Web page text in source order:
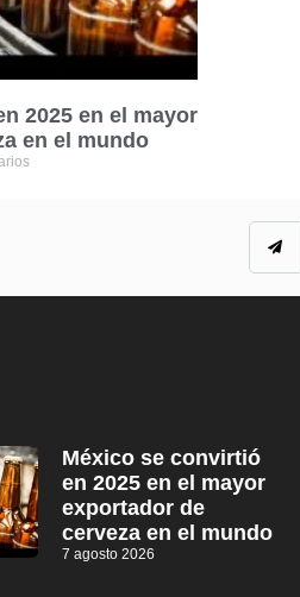
2025 en el mayor
en el mundo
México se convirtió
en 2025 en el mayor
exportador de
cerveza en el mundo
7 agosto 2026